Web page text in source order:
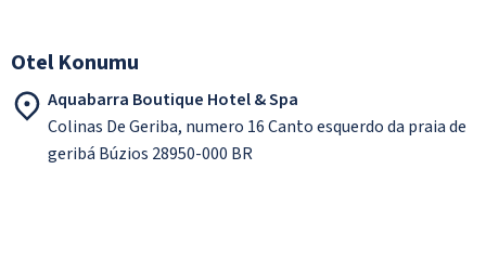
Otel Konumu
Aquabarra Boutique Hotel & Spa
Colinas De Geriba, numero 16 Canto esquerdo da praia de
geribá Búzios 28950-000 BR